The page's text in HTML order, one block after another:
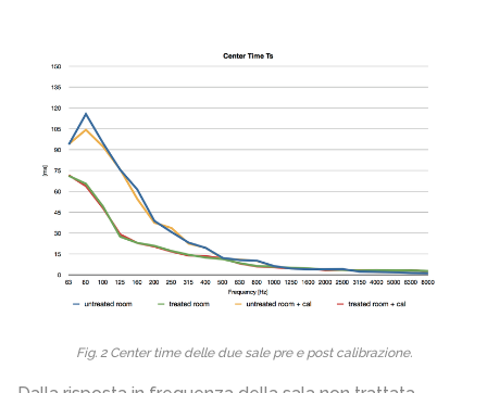
Fig. 2 Center time delle due sale pre e post calibrazione.